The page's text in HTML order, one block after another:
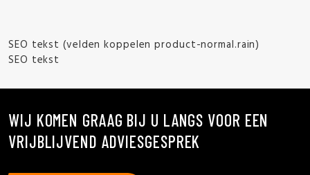
SEO tekst (velden koppelen product-normal.rain)
SEO tekst
WIJ KOMEN GRAAG BIJ U LANGS VOOR EEN
VRIJBLIJVEND ADVIESGESPREK